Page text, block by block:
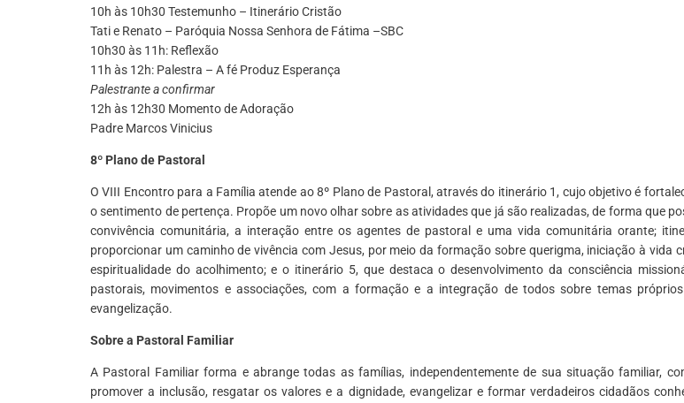
10h às 10h30 Testemunho – Itinerário Cristão
Tati e Renato – Paróquia Nossa Senhora de Fátima –SBC
10h30 às 11h: Reflexão
11h às 12h: Palestra – A fé Produz Esperança
Palestrante a confirmar
12h às 12h30 Momento de Adoração
Padre Marcos Vinicius
8º Plano de Pastoral
O VIII Encontro para a Família atende ao 8º Plano de Pastoral, através do itinerário 1, cujo objetivo é
o sentimento de pertença. Propõe um novo olhar sobre as atividades que já são realizadas, de forma que
convivência comunitária, a interação entre os agentes de pastoral e uma vida comunitária orante;
proporcionar um caminho de vivência com Jesus, por meio da formação sobre querigma, iniciação à vida
espiritualidade do acolhimento; e o itinerário 5, que destaca o desenvolvimento da consciência
pastorais, movimentos e associações, com a formação e a integração de todos sobre temas
evangelização.
Sobre a Pastoral Familiar
A Pastoral Familiar forma e abrange todas as famílias, independentemente de sua situação familiar,
promover a inclusão, resgatar os valores e a dignidade, evangelizar e formar verdadeiros cidadãos